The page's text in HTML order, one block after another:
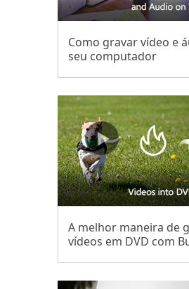
Como gravar vídeo e
seu computador
A melhor maneira de
vídeos em DVD com